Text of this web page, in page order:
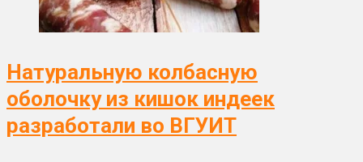
Натуральную колбасную
оболочку из кишок индеек
разработали во ВГУИТ